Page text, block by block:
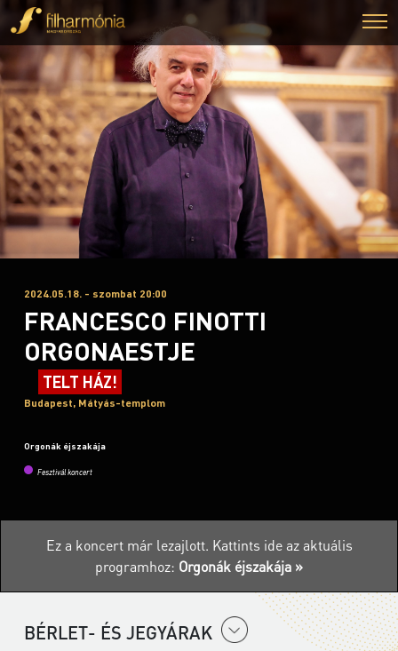
2024.05.18. - szombat 20:00
FRANCESCO FINOTTI
ORGONAESTJE
TELT HÁZ!
Budapest, Mátyás-templom
Orgonák éjszakája
Fesztivál koncert
Ez a koncert már lezajlott. Kattints ide az aktuális
programhoz: Orgonák éjszakája »
BÉRLET- ÉS JEGYÁRAK